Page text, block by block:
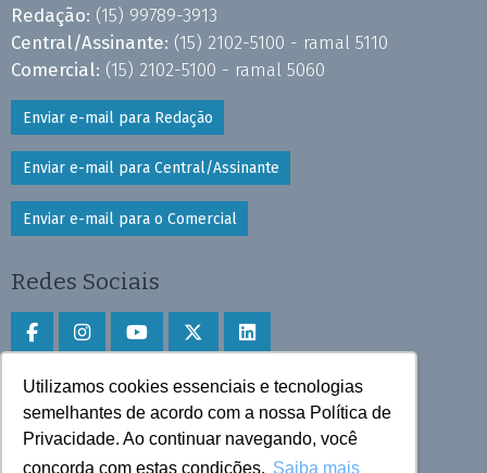
Utilizamos cookies essenciais e tecnologias
semelhantes de acordo com a nossa Política de
Privacidade. Ao continuar navegando, você
concorda com estas condições. Saiba mais
Redação: (15) 99789-3913
Central/Assinante: (15) 2102-5100 - ramal 5110
Comercial: (15) 2102-5100 - ramal 5060
Enviar e-mail para Redação
Enviar e-mail para Central/Assinante
Enviar e-mail para o Comercial
Redes Sociais
Faça download do aplicativo
Play Store e App Store